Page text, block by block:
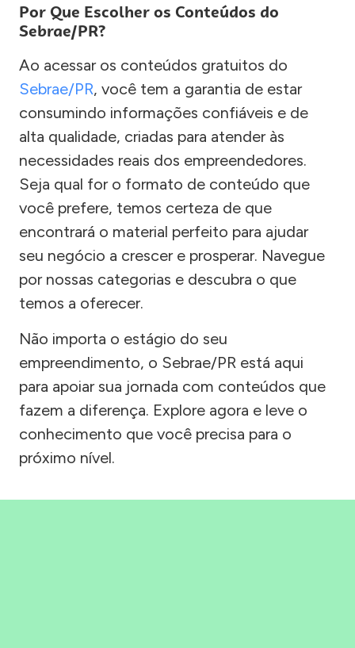
Por Que Escolher os Conteúdos do
Sebrae/PR?
Ao acessar os conteúdos gratuitos do
Sebrae/PR, você tem a garantia de estar
consumindo informações confiáveis e de
alta qualidade, criadas para atender às
necessidades reais dos empreendedores.
Seja qual for o formato de conteúdo que
você prefere, temos certeza de que
encontrará o material perfeito para ajudar
seu negócio a crescer e prosperar. Navegue
por nossas categorias e descubra o que
temos a oferecer.
Não importa o estágio do seu
empreendimento, o Sebrae/PR está aqui
para apoiar sua jornada com conteúdos que
fazem a diferença. Explore agora e leve o
conhecimento que você precisa para o
próximo nível.